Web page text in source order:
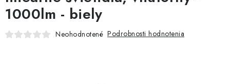
ŽIAROVKY A TRUBICE
PRACOVNÉ SVIETIDLÁ
1000lm - biely
Neohodnotené Podrobnosti hodnotenia